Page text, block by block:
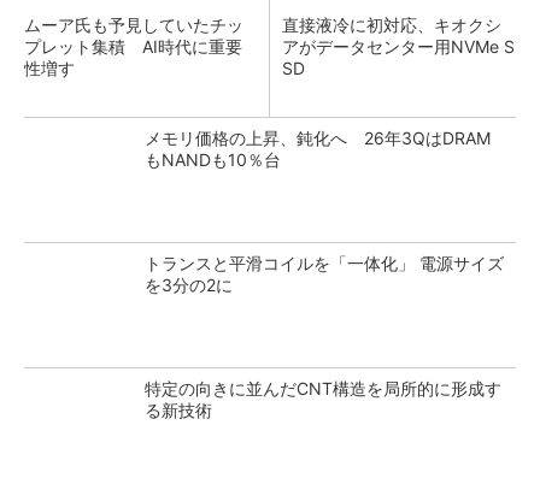
ムーア氏も予見していたチッ
プレット集積 AI時代に重要
性増す
直接液冷に初対応、キオクシ
アがデータセンター用NVMe S
SD
メモリ価格の上昇、鈍化へ 26年3QはDRAM
もNANDも10％台
トランスと平滑コイルを「一体化」 電源サイズ
を3分の2に
特定の向きに並んだCNT構造を局所的に形成す
る新技術